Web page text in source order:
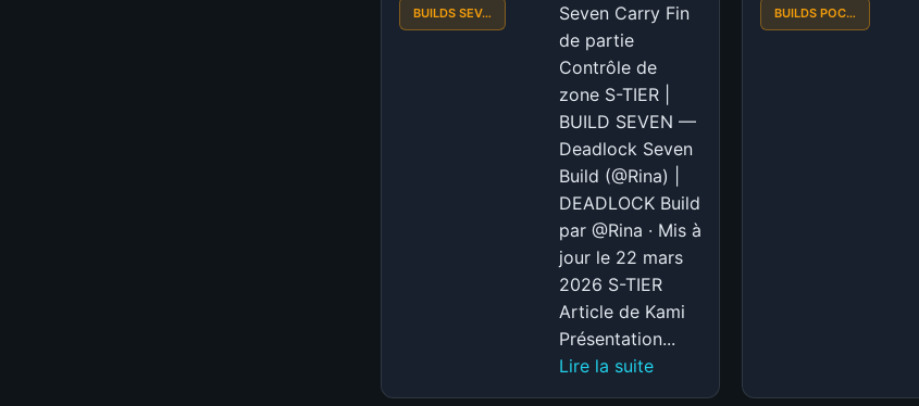
(@Rina)
DEADLOCK
BUILDS SEV…
Seven Carry Fin
de partie
Contrôle de
zone S-TIER |
BUILD SEVEN —
Deadlock Seven
Build (@Rina) |
DEADLOCK Build
par @Rina · Mis à
jour le 22 mars
2026 S-TIER
Article de Kami
Présentation...
Lire la suite:
BUILDS POC…